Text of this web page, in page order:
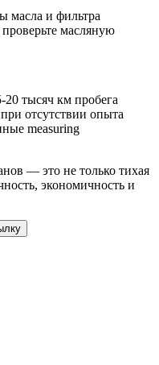
масла и фильтра
масляную
20 тысяч км пробега
отсутствии опыта
measuring
— это не только тихая
экономичность и